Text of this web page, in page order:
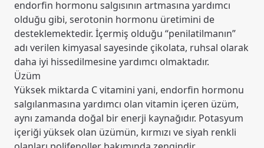
endorfin hormonu salgısının artmasına yardımcı
olduğu gibi, serotonin hormonu üretimini de
desteklemektedir. İçermiş olduğu “penilatilmanın”
adı verilen kimyasal sayesinde çikolata, ruhsal olarak
daha iyi hissedilmesine yardımcı olmaktadır.
Üzüm
Yüksek miktarda C vitamini yani, endorfin hormonu
salgılanmasına yardımcı olan vitamin içeren üzüm,
aynı zamanda doğal bir enerji kaynağıdır. Potasyum
içeriği yüksek olan üzümün, kırmızı ve siyah renkli